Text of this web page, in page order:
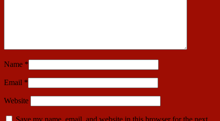
Name *
Email *
Website
Save my name, email, and website in this browser for the next